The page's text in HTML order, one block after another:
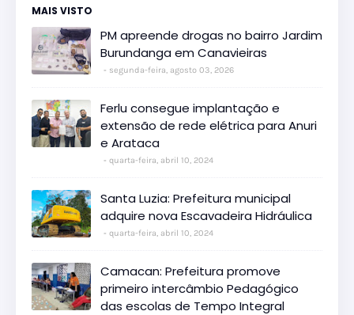
MAIS VISTO
PM apreende drogas no bairro Jardim
Burundanga em Canavieiras
segunda-feira, agosto 03, 2026
Ferlu consegue implantação e
extensão de rede elétrica para Anuri
e Arataca
quarta-feira, abril 10, 2024
Santa Luzia: Prefeitura municipal
adquire nova Escavadeira Hidráulica
quarta-feira, abril 10, 2024
Camacan: Prefeitura promove
primeiro intercâmbio Pedagógico
das escolas de Tempo Integral